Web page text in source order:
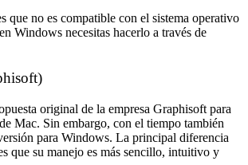
que no es compatible con el sistema operativo
Windows necesitas hacerlo a través de
original de la empresa Graphisoft para
Mac. Sin embargo, con el tiempo también
para Windows. La principal diferencia
que su manejo es más sencillo, intuitivo y